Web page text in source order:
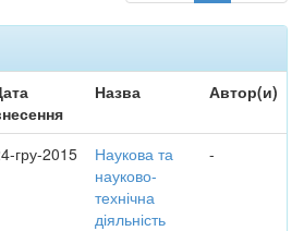
Назва Автор(и)
гру-2015
Наукова та
науково-
технічна
діяльність
-